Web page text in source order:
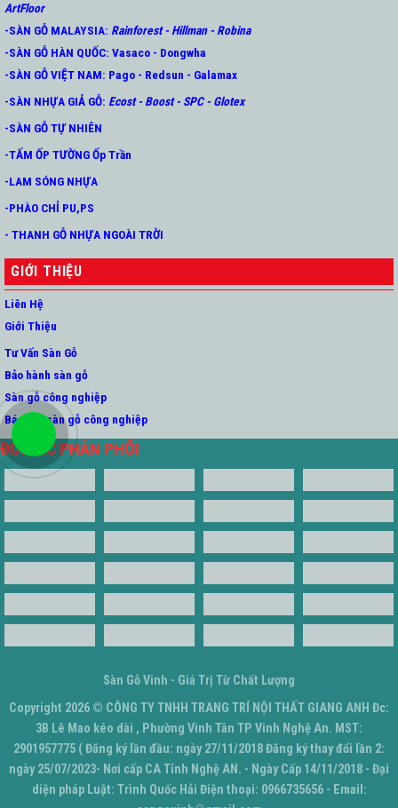
ArtFloor
-SÀN GỖ MALAYSIA: Rainforest-Hillman-Robina
-SÀN GỖ HÀN QUỐC: Vasaco - Dongwha
-SÀN GỖ VIỆT NAM: Pago - Redsun - Galamax
-SÀN NHỰA GIẢ GỖ: Ecost-Boost-SPC-Glotex
-SÀN GỖ TỰ NHIÊN
-TẤM ỐP TƯỜNG Ốp Trần
-LAM SÓNG NHỰA
-PHÀO CHỈ PU,PS
- THANH GỖ NHỰA NGOÀI TRỜI
GIỚI THIỆU
Liên Hệ
Giới Thiệu
Tư Vấn Sàn Gỗ
Bảo hành sàn gỗ
Sàn gỗ công nghiệp
Báo giá sàn gỗ công nghiệp
ĐỐI TÁC PHÂN PHỐI
Sàn Gỗ Vinh - Giá Trị Từ Chất Lượng
Copyright 2026 © CÔNG TY TNHH TRANG TRÍ NỘI THẤT GIANG ANH Đc:
3B Lê Mao kéo dài , Phường Vinh Tân TP Vinh Nghệ An. MST:
2901957775 ( Đăng ký lần đầu: ngày 27/11/2018 Đăng ký thay đổi lần 2:
ngày 25/07/2023- Nơi cấp CA Tỉnh Nghệ AN. - Ngày Cấp 14/11/2018 - Đại
diện pháp Luật: Trình Quốc Hải Điện thoại: 0966735656 - Email: